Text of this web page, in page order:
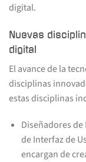
digital.
Nuevas
digital
El avance de la
disciplinas
estas disciplinas
Diseñadores de
de Interfaz de
encargan de